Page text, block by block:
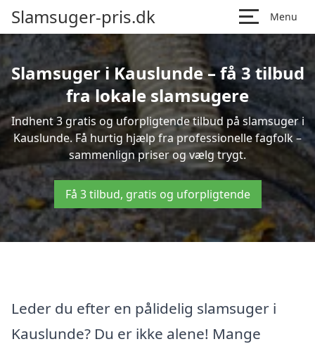
Slamsuger-pris.dk Menu
Slamsuger i Kauslunde – få 3 tilbud
fra lokale slamsugere
Indhent 3 gratis og uforpligtende tilbud på slamsuger i
Kauslunde. Få hurtig hjælp fra professionelle fagfolk –
sammenlign priser og vælg trygt.
Få 3 tilbud, gratis og uforpligtende
Leder du efter en pålidelig slamsuger i
Kauslunde? Du er ikke alene! Mange